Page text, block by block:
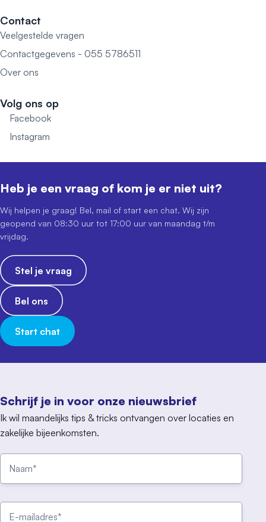
Contact
Veelgestelde vragen
Contactgegevens - 055 5786511
Over ons
Volg ons op
Facebook
Instagram
Schrijf je in voor onze nieuwsbrief
Ik wil maandelijks tips & tricks ontvangen over locaties en
zakelijke bijeenkomsten.
Heb je een vraag of kom je er niet uit?
Wij helpen je graag! Bel, mail of start een chat. Wij zijn
geopend van 08:30 uur tot 17:00 uur van maandag t/m
vrijdag.
Stel je vraag
Bel ons
Start chat